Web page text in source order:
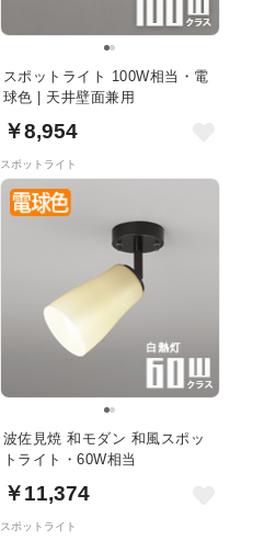
スポットライト 100W相当・電
球色 | 天井壁面兼用
￥8,954
スポットライト
波佐見焼 和モダン 和風スポッ
トライト・60W相当
￥11,374
スポットライト